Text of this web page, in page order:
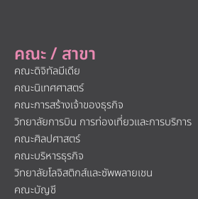
คณะ / สาขา
คณะดิจิทัลมีเดีย
คณะนิเทศศาสตร์
คณะการสร้างเจ้าของธุรกิจ
วิทยาลัยการบิน การท่องเที่ยวและการบริการ
คณะศิลปศาสตร์
คณะบริหารธุรกิจ
วิทยาลัยโลจิสติกส์และซัพพลายเชน
คณะบัญชี